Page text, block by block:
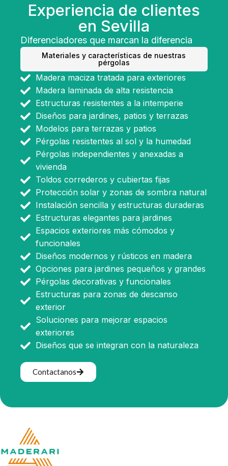
Experiencia de clientes
en Sevilla
Diferenciadores que marcan la diferencia
Materiales y características de nuestras
pérgolas
Madera maciza tratada para exteriores
Madera laminada de alta resistencia
Estructuras resistentes a la intemperie
Diseños para jardines, patios y terrazas
Modelos para terrazas y patios
Pérgolas resistentes al sol y la humedad
Pérgolas independientes y anexadas a
vivienda
Toldos correderos y cubiertas fijas
Protección solar y zonas de sombra natural
Instalación sencilla y estructuras duraderas
Estructuras elegantes para jardines
Espacios exteriores más cómodos y
funcionales
Diseños modernos y rústicos en madera
Opciones para jardines pequeños y grandes
Pérgolas decorativas y funcionales
Estructuras para zonas de descanso
exterior
Soluciones para mejorar espacios
exteriores
Diseños que se integran con la naturaleza
Contactanos